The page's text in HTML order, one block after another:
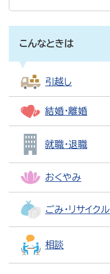
こんなときは
引越し
結婚・離婚
就職・退職
おくやみ
ごみ・リサイクル
相談